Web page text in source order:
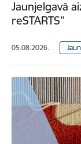
Jaunjelgavā
reSTARTS”
05.08.2026.